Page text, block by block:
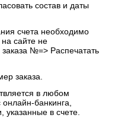
состав и даты
счета необходимо
сайте не
№=> Распечатать
заказа.
в любом
банкинга,
указанные в счете.